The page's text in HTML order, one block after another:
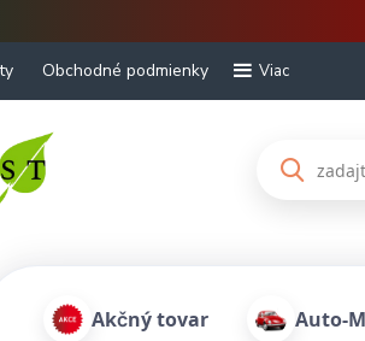
Obchodné podmienky Viac
Akčný tovar Auto-